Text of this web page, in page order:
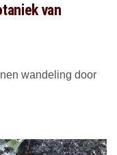
van
wandeling door